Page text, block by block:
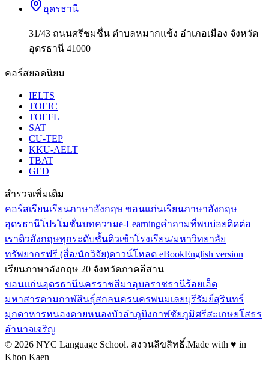
อุดรธานี
31/43 ถนนศรีชมชื่น ตำบลหมากแข้ง อำเภอเมือง จังหวัด
อุดรธานี 41000
คอร์สยอดนิยม
IELTS
TOEIC
TOEFL
SAT
CU-TEP
KKU-AELT
TBAT
GED
สำรวจเพิ่มเติม
คอร์สเรียนเรียนภาษาอังกฤษ ขอนแก่นเรียนภาษาอังกฤษ
อุดรธานีโปรโมชั่นบทความe-Learningคำถามที่พบบ่อยติดต่อ
เราติวอังกฤษทุกระดับชั้นติวเข้าโรงเรียน/มหาวิทยาลัย
ทรัพยากรฟรี (สื่อ/นักวิจัย)ดาวน์โหลด eBookEnglish version
เรียนภาษาอังกฤษ 20 จังหวัดภาคอีสาน
ขอนแก่นอุดรธานีนครราชสีมาอุบลราชธานีร้อยเอ็ด
มหาสารคามกาฬสินธุ์สกลนครนครพนมเลยบุรีรัมย์สุรินทร์
มุกดาหารหนองคายหนองบัวลำภูบึงกาฬชัยภูมิศรีสะเกษยโสธร
อำนาจเจริญ
© 2026 NYC Language School. สงวนลิขสิทธิ์.Made with ♥ in
Khon Kaen